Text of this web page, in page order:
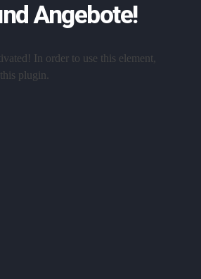
Angebote!
In order to use this element,
plugin.